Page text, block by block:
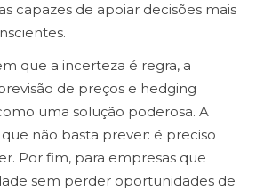
capazes de apoiar decisões mais
que a incerteza é regra, a
de preços e hedging
uma solução poderosa. A
não basta prever: é preciso
Por fim, para empresas que
sem perder oportunidades de